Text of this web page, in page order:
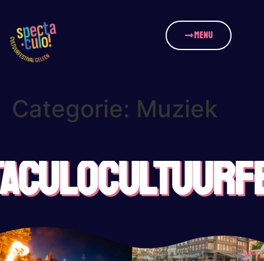
MENU
Categorie: Muziek